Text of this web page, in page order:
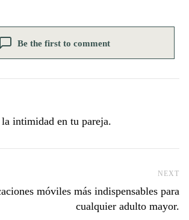
Be the first to comment
intimidad en tu pareja.
NEXT
móviles más indispensables para
cualquier adulto mayor.